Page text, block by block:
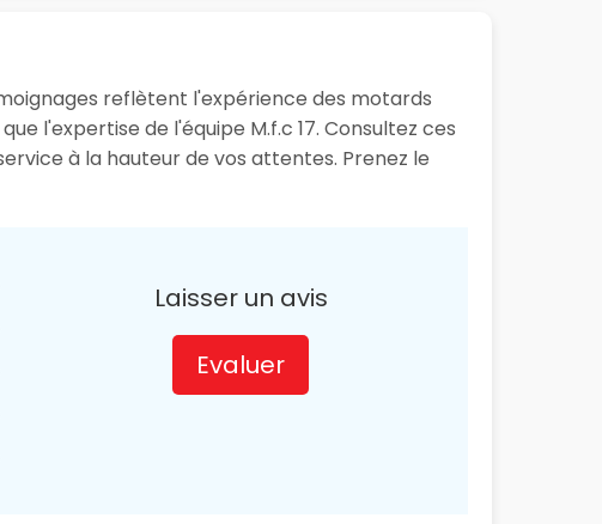
reflètent l'expérience des motards
l'expertise de l'équipe M.f.c 17. Consultez ces
à la hauteur de vos attentes. Prenez le
Laisser un avis
Evaluer